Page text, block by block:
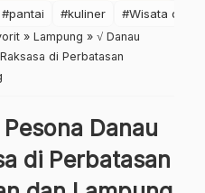
#pantai #kuliner #Wisata dan
» Lampung » √ Danau
di Perbatasan
Danau
di Perbatasan